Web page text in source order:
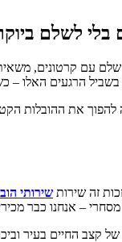
בלי לשלם
שלם עם קרטונים,
בשביל הרגעים האלו –
את ההובלות
זה שירות שירותי
– אנחנו כבר
קצב החיים בעיר